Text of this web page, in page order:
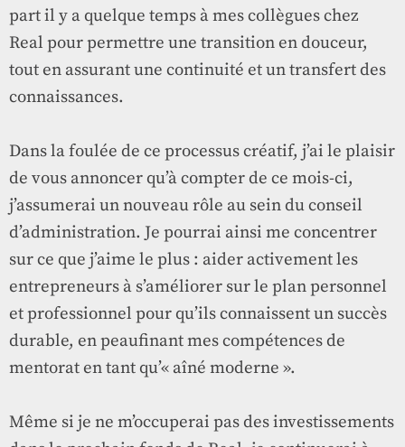
part il y a quelque temps à mes collègues chez
Real pour permettre une transition en douceur,
tout en assurant une continuité et un transfert des
connaissances.
Dans la foulée de ce processus créatif, j’ai le plaisir
de vous annoncer qu’à compter de ce mois-ci,
j’assumerai un nouveau rôle au sein du conseil
d’administration. Je pourrai ainsi me concentrer
sur ce que j’aime le plus : aider activement les
entrepreneurs à s’améliorer sur le plan personnel
et professionnel pour qu’ils connaissent un succès
durable, en peaufinant mes compétences de
mentorat en tant qu’« aîné moderne ».
Même si je ne m’occuperai pas des investissements